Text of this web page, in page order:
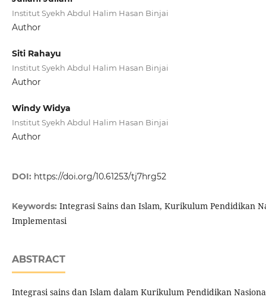
Institut Syekh Abdul Halim Hasan Binjai
Author
Siti Rahayu
Institut Syekh Abdul Halim Hasan Binjai
Author
Windy Widya
Institut Syekh Abdul Halim Hasan Binjai
Author
DOI: https://doi.org/10.61253/tj7hrg52
Keywords: Integrasi Sains dan Islam, Kurikulum Pendidikan
Implementasi
ABSTRACT
Integrasi sains dan Islam dalam Kurikulum Pendidikan